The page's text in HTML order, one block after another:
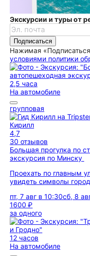
Экскурсии и туры от
Подписаться
Нажимая
условиями политики
2,5 часа
На автомобиле
групповая
Кирилл
4,7
30 отзывов
Большая прогулка по
экскурсия по Минску
Проехать по главным
увидеть символы
пт, 7 авг в 10:30сб, 8
1600 ₽
за одного
12 часов
На автомобиле